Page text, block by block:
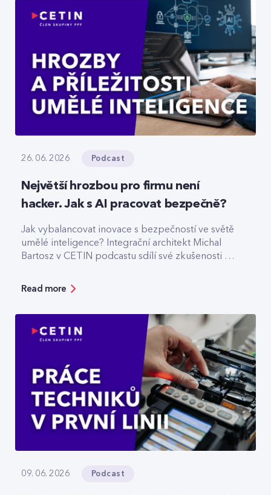
26. 06. 2026 Podcast
Největší hrozbou pro firmu není
hacker. Jak s AI pracovat bezpečně?
Jak vybalancovat inovace s bezpečností ve světě
umělé inteligence? Integrační architekt Michal
Bartosz v CETIN podcastu sdílí své zkušenosti s
bezpečnosti, ale zároveň ukazuje možnosti, jak
Read more
09. 06. 2026 Podcast